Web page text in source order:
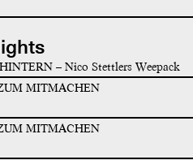
– Nico Stettlers Weepack
MITMACHEN
MITMACHEN